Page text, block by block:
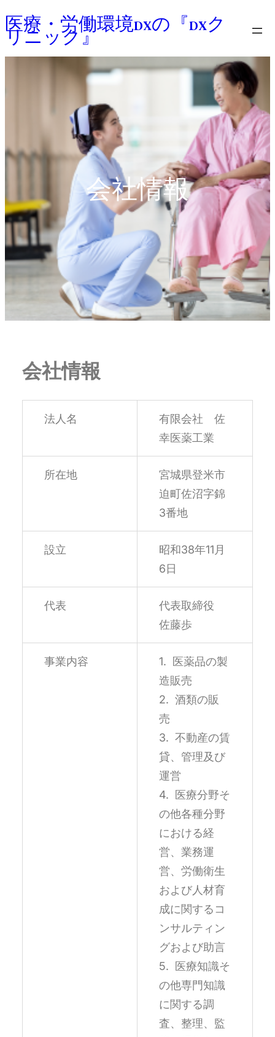
内
容
医療・労働環境DXの『DXク
リニック』
会社情報
会社情報
法人名
有限会社 佐
幸医薬工業
所在地
宮城県登米市
迫町佐沼字錦
3番地
設立
昭和38年11月
6日
代表
代表取締役
佐藤歩
事業内容
1. 医薬品の製
造販売
2. 酒類の販
売
3. 不動産の賃
貸、管理及び
運営
4. 医療分野そ
の他各種分野
における経
営、業務運
営、労働衛生
および人材育
成に関するコ
ンサルティン
グおよび助言
5. 医療知識そ
の他専門知識
に関する調
査、整理、監